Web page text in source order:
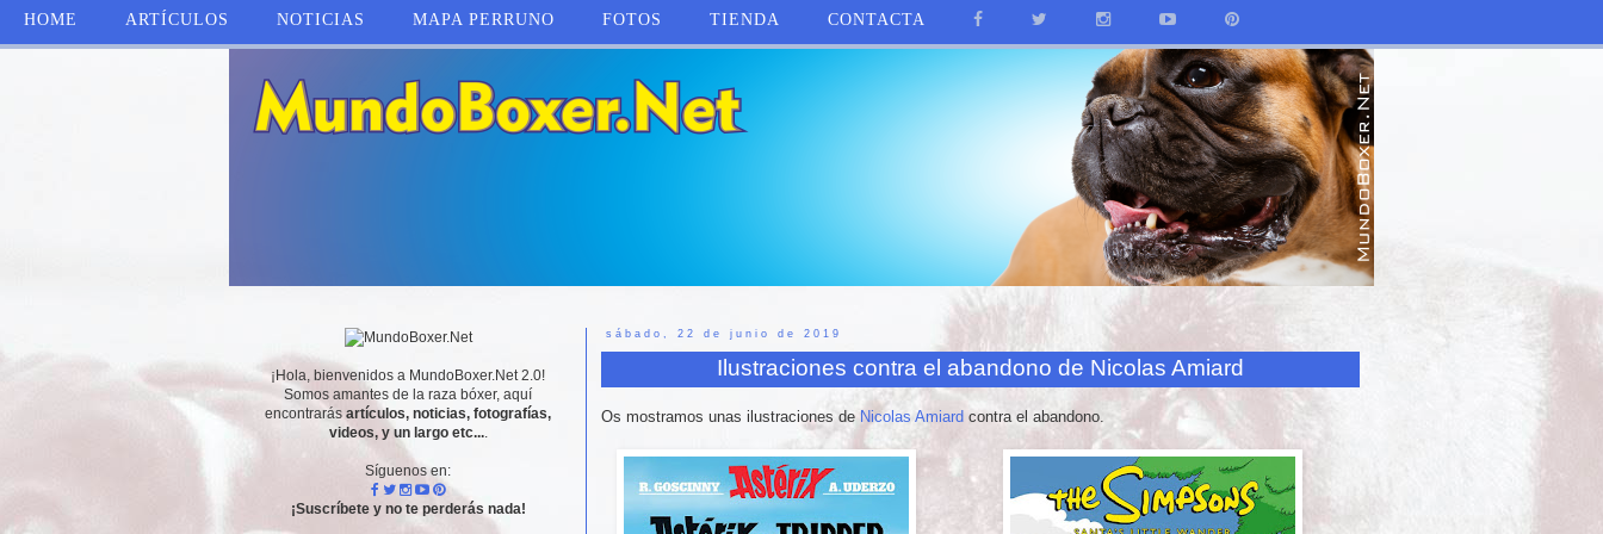
HOME ARTÍCULOS NOTICIAS MAPA PERRUNO FOTOS TIENDA CONTACTA
sábado, 22 de junio de 2019
Ilustraciones contra el abandono de Nicolas Amiard
Os mostramos unas ilustraciones de Nicolas Amiard contra el abandono.
¡Hola, bienvenidos a MundoBoxer.Net 2.0!
Somos amantes de la raza bóxer, aquí
encontrarás artículos, noticias, fotografías,
videos, y un largo etc....
Síguenos en:
¡Suscríbete y no te perderás nada!